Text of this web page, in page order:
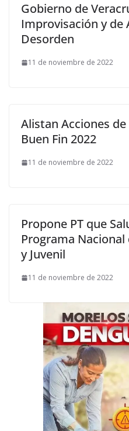
Gobierno de
Improvisación y de
Desorden
11 de noviembre de 2022
Alistan Acciones
Buen Fin 2022
11 de noviembre de 2022
Propone PT que
Programa
y Juvenil
11 de noviembre de 2022